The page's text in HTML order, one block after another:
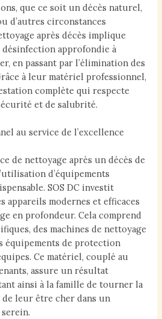
que ce soit un décès naturel,
d’autres circonstances
après décès implique
approfondie à
en passant par l’élimination des
à leur matériel professionnel,
complète qui respecte
et de salubrité.
au service de l’excellence
de nettoyage après un décès de
d’équipements
SOS DC investit
appareils modernes et efficaces
en profondeur. Cela comprend
des machines de nettoyage
équipements de protection
Ce matériel, couplé au
assure un résultat
ainsi à la famille de tourner la
de leur être cher dans un